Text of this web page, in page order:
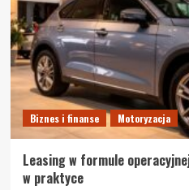
Biznes i finanse Motoryzacja
Leasing w formule
w praktyce